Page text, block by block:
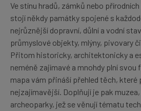
Ve stínu hradů, zámků nebo
stojí někdy památky spojené s
nejrůznější dopravní, důlní a vodní
průmyslové objekty, mlýny, pivovary
Přitom historicky, architektonicky a
neméně zajímavé a mnohdy plní svou
mapa vám přináší přehled těch, které
nejzajímavější. Doplňují je pak
archeoparky, jež se věnují tématu